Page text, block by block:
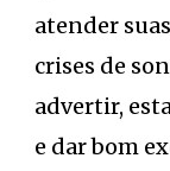
atender
crises de
advertir,
e dar bom